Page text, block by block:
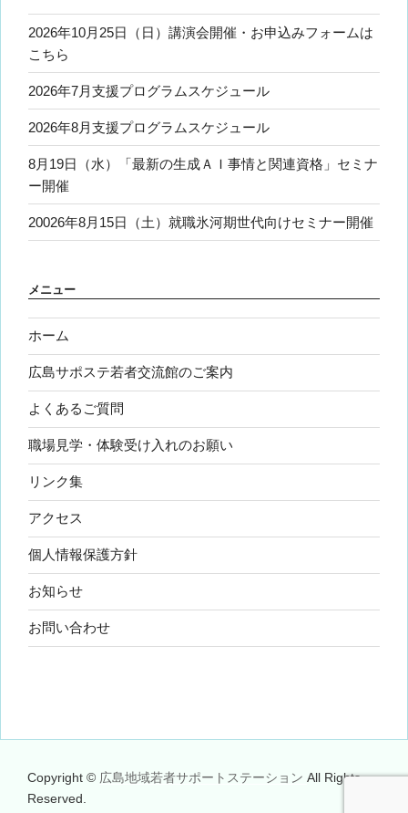
2026年10月25日（日）講演会開催・お申込みフォームは
こちら
2026年7月支援プログラムスケジュール
2026年8月支援プログラムスケジュール
8月19日（水）「最新の生成ＡＩ事情と関連資格」セミナ
ー開催
20026年8月15日（土）就職氷河期世代向けセミナー開催
メニュー
ホーム
広島サポステ若者交流館のご案内
よくあるご質問
職場見学・体験受け入れのお願い
リンク集
アクセス
個人情報保護方針
お知らせ
お問い合わせ
Copyright © 広島地域若者サポートステーション All Rights
Reserved.